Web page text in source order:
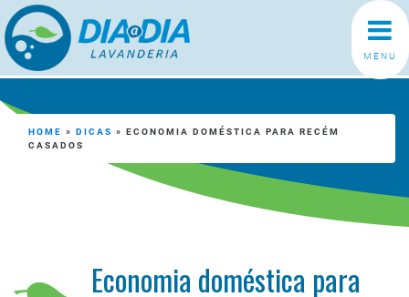
MENU
Economia doméstica para
HOME » DICAS » ECONOMIA DOMÉSTICA PARA RECÉM
CASADOS